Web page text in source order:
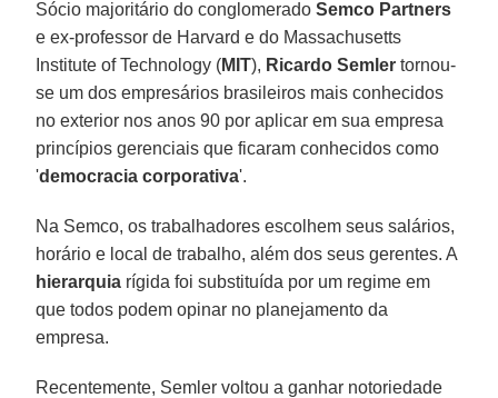
Sócio majoritário do conglomerado Semco Partners
e ex-professor de Harvard e do Massachusetts
Institute of Technology (MIT), Ricardo Semler tornou-
se um dos empresários brasileiros mais conhecidos
no exterior nos anos 90 por aplicar em sua empresa
princípios gerenciais que ficaram conhecidos como
'democracia corporativa'.
Na Semco, os trabalhadores escolhem seus salários,
horário e local de trabalho, além dos seus gerentes. A
hierarquia rígida foi substituída por um regime em
que todos podem opinar no planejamento da
empresa.
Recentemente, Semler voltou a ganhar notoriedade